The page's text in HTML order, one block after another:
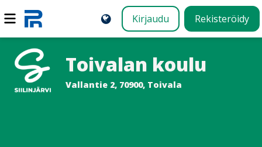
Kirjaudu Rekisteröidy
Toivalan koulu
Vallantie 2, 70900, Toivala